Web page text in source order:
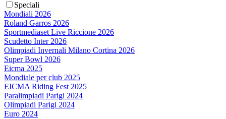
Speciali
Mondiali 2026
Roland Garros 2026
Sportmediaset Live Riccione 2026
Scudetto Inter 2026
Olimpiadi Invernali Milano Cortina 2026
Super Bowl 2026
Eicma 2025
Mondiale per club 2025
EICMA Riding Fest 2025
Paralimpiadi Parigi 2024
Olimpiadi Parigi 2024
Euro 2024